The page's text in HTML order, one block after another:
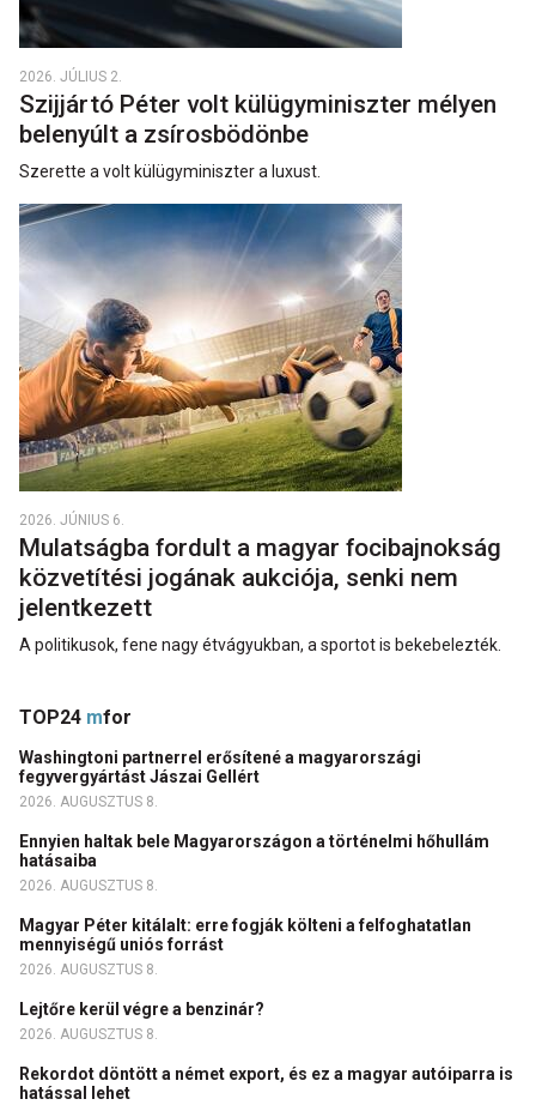
2026. JÚLIUS 2.
Szijjártó Péter volt külügyminiszter mélyen
belenyúlt a zsírosbödönbe
Szerette a volt külügyminiszter a luxust.
2026. JÚNIUS 6.
Mulatságba fordult a magyar focibajnokság
közvetítési jogának aukciója, senki nem
jelentkezett
A politikusok, fene nagy étvágyukban, a sportot is bekebelezték.
TOP24 mfor
Washingtoni partnerrel erősítené a magyarországi
fegyvergyártást Jászai Gellért
2026. AUGUSZTUS 8.
Ennyien haltak bele Magyarországon a történelmi hőhullám
hatásaiba
2026. AUGUSZTUS 8.
Magyar Péter kitálalt: erre fogják költeni a felfoghatatlan
mennyiségű uniós forrást
2026. AUGUSZTUS 8.
Lejtőre kerül végre a benzinár?
2026. AUGUSZTUS 8.
Rekordot döntött a német export, és ez a magyar autóiparra is
hatással lehet